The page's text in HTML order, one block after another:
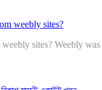
sites? Weebly